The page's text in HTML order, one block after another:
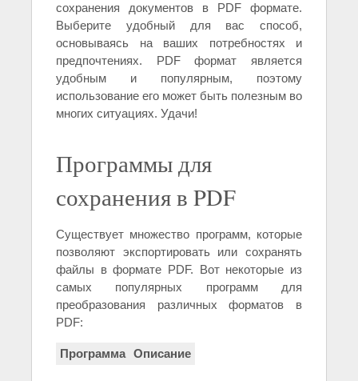
сохранения документов в PDF формате.
Выберите удобный для вас способ,
основываясь на ваших потребностях и
предпочтениях. PDF формат является
удобным и популярным, поэтому
использование его может быть полезным во
многих ситуациях. Удачи!
Программы для
сохранения в PDF
Существует множество программ, которые
позволяют экспортировать или сохранять
файлы в формате PDF. Вот некоторые из
самых популярных программ для
преобразования различных форматов в
PDF:
Программа Описание